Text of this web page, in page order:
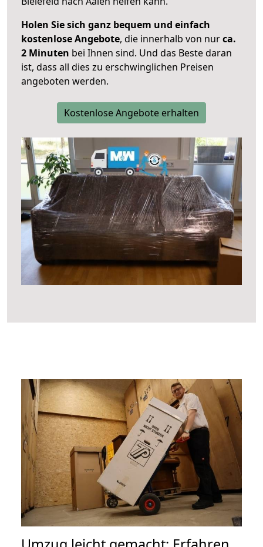
Holen Sie sich ganz bequem und einfach
kostenlose Angebote, die innerhalb von nurca.
2 Minuten bei Ihnen sind. Und das Beste daran
ist, dass all dies zu erschwinglichen Preisen
angeboten werden.
Kostenlose Angebote erhalten